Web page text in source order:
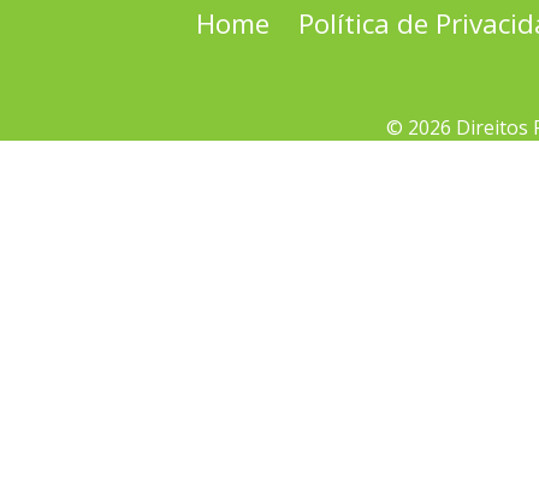
Home Política de
© 2026 Direitos